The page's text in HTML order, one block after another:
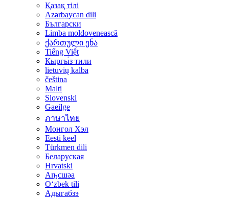
Қазақ тілі
Azərbaycan dili
Български
Limba moldovenească
ქართული ენა
Tiếng Việt
Кыргы́з тили
lietuvių kalba
čeština
Malti
Slovenski
Gaeilge
ภาษาไทย
Монгол Хэл
Eesti keel
Türkmen dili
Беларуская
Hrvatski
Аҧсшәа
Oʻzbek tili
Адыгабзэ